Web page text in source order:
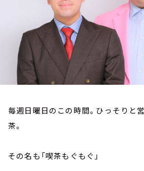
毎週日曜日のこの時間。ひっそりと
茶。
その名も「喫茶もぐもぐ」